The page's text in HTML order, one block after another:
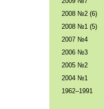
2008 №2 (6)
2008 №1 (5)
2007 №4
2006 №3
2005 №2
2004 №1
1962–1991